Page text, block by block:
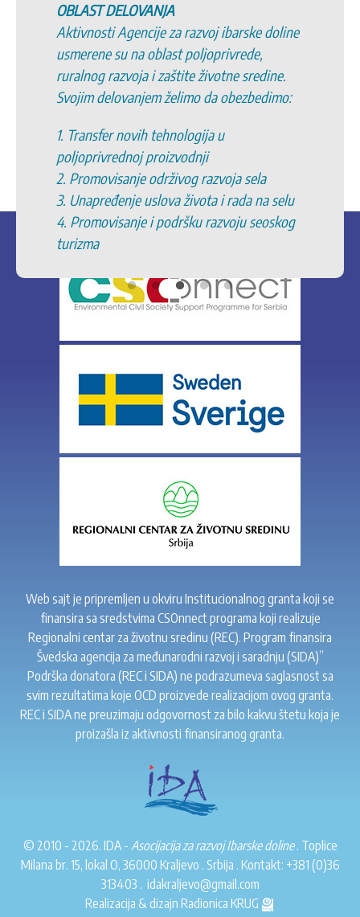
OBLAST DELOVANJA
Aktivnosti Agencije za razvoj ibarske doline
usmerene su na oblast poljoprivrede,
ruralnog razvoja i zaštite životne sredine.
Svojim delovanjem želimo da obezbedimo:
1. Transfer novih tehnologija u
poljoprivrednoj proizvodnji
2. Promovisanje održivog razvoja sela
3. Unapređenje uslova života i rada na selu
4. Promovisanje i podršku razvoju seoskog
turizma
Web sajt je pripremljen u okviru Institucionalnog granta koji se
finansira sa sredstvima CSOnnect programa koji realizuje
Regionalni centar za životnu sredinu (REC). Program finansira
Švedska agencija za međunarodni razvoj i saradnju (SIDA)”
Podrška donatora (REC i SIDA) ne podrazumeva saglasnost sa
svim rezultatima koje OCD proizvede realizacijom ovog granta.
REC i SIDA ne preuzimaju odgovornost za bilo kakvu štetu koja je
proizašla iz aktivnosti finansiranog granta.
© 2010 - 2026. IDA - Asocijacija za razvoj Ibarske doline. Toplice
Milana br. 15, lokal O, 36000 Kraljevo . Srbija . Kontakt: +381 (0)36
313403 . idakraljevo@gmail.com
Realizacija & dizajn Radionica KRUG